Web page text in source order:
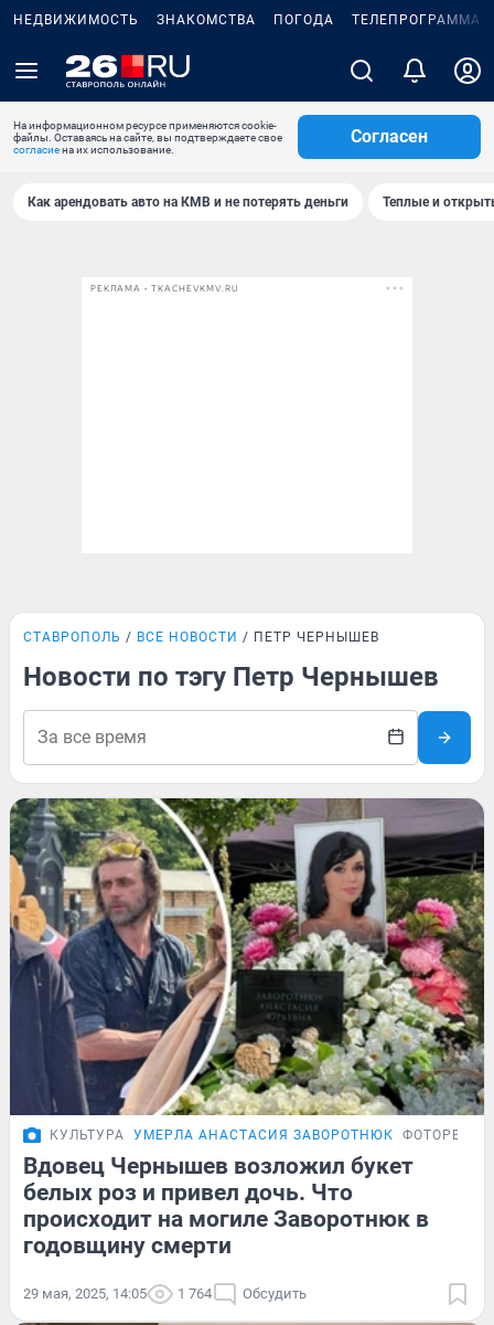
НЕДВИЖИМОСТЬ ЗНАКОМСТВА ПОГОДА ТЕЛЕПРОГРАММА
На информационном ресурсе применяются cookie-
файлы. Оставаясь на сайте, вы подтверждаете свое
согласиена их использование.
Согласен
Как арендовать авто на КМВ и не потерять деньги Теплые и
РЕКЛАМА • TKACHEVKMV.RU
СТАВРОПОЛЬ ВСЕ НОВОСТИ ПЕТР ЧЕРНЫШЕВ
Новости по тэгу Петр Чернышев
КУЛЬТУРА УМЕРЛА АНАСТАСИЯ ЗАВОРОТНЮК
Вдовец Чернышев возложил букет
белых роз и привел дочь. Что
происходит на могиле Заворотнюк в
годовщину смерти
29 мая, 2025, 14:05 1 764 Обсудить